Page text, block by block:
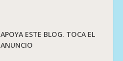
APOYA ESTE BLOG. TOCA EL
ANUNCIO